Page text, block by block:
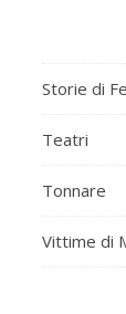
Storie di
Teatri
Tonnare
Vittime di